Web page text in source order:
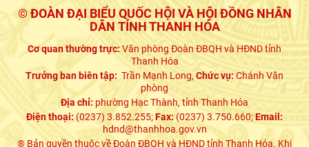
© ĐOÀN ĐẠI BIỂU QUỐC HỘI VÀ HỘI ĐỒNG NHÂN
DÂN TỈNH THANH HÓA
Cơ quan thường trực:Văn phòng Đoàn ĐBQH và HĐND tỉnh
Thanh Hóa
Trưởng ban biên tập: Trần Mạnh Long,Chức vụ:Chánh Văn
phòng
Địa chỉ: phường Hạc Thành, tỉnh Thanh Hóa
Điện thoại: (0237) 3.852.255;Fax:(0237) 3.750.660;Email:
hdnd@thanhhoa.gov.vn
® Bản quyền thuộc về Đoàn ĐBQH và HĐND tỉnh Thanh Hóa. Khi